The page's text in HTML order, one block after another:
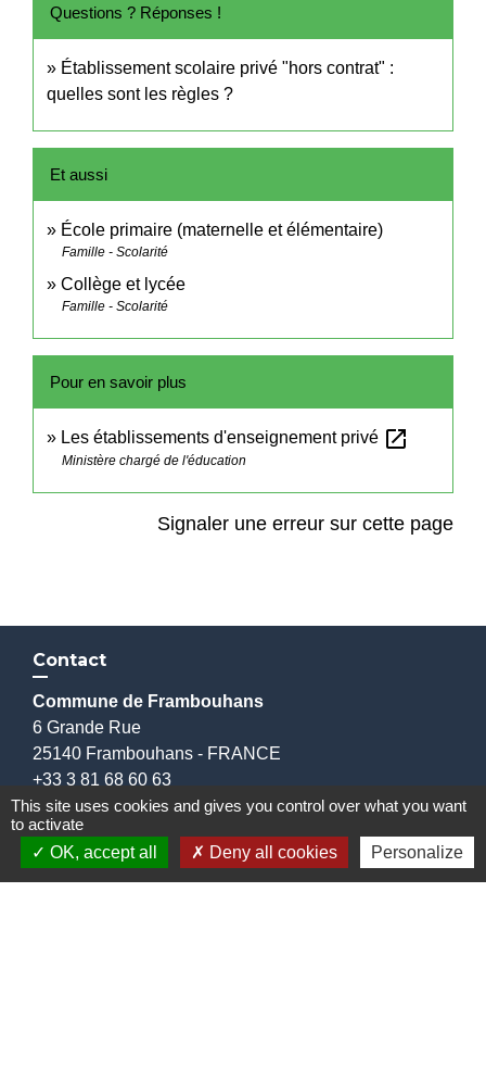
Questions ? Réponses !
Établissement scolaire privé "hors contrat" :
quelles sont les règles ?
Et aussi
École primaire (maternelle et élémentaire)
Famille - Scolarité
Collège et lycée
Famille - Scolarité
Pour en savoir plus
Les établissements d'enseignement privé open_in_new
Ministère chargé de l'éducation
Signaler une erreur sur cette page
Contact
Commune de Frambouhans
6 Grande Rue
25140 Frambouhans - FRANCE
+33 3 81 68 60 63
Contact par formulaire
This site uses cookies and gives you control over what you want
to activate
OK, accept all
Deny all cookies Personalize